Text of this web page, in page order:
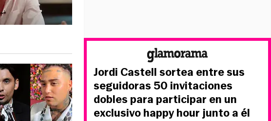
Jordi Castell sortea entre sus
seguidoras 50 invitaciones
dobles para participar en un
exclusivo happy hour junto a él